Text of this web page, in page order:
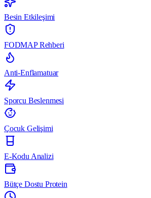
Besin Etkileşimi
FODMAP Rehberi
Anti-Enflamatuar
Sporcu Beslenmesi
Çocuk Gelişimi
E-Kodu Analizi
Bütçe Dostu Protein